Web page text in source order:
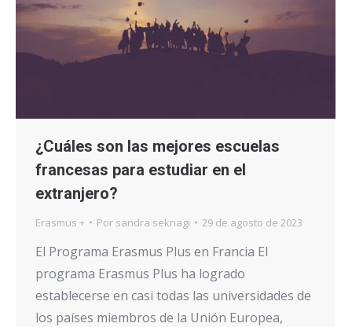
¿Cuáles son las mejores escuelas
francesas para estudiar en el
extranjero?
Erasmus + Por sandra seknagi 29 de agosto de 2023
El Programa Erasmus Plus en Francia El
programa Erasmus Plus ha logrado
establecerse en casi todas las universidades de
los países miembros de la Unión Europea,